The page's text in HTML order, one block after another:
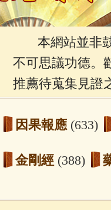
本網站並非鼓
不可思議功德。
推薦待蒐集見證
因果報應 (633)
金剛經 (388)
地藏經(225)